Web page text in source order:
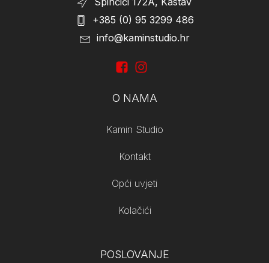
+385 (0) 95 3299 486
info@kaminstudio.hr
O NAMA
Kamin Studio
Kontakt
Opći uvjeti
Kolačići
POSLOVANJE